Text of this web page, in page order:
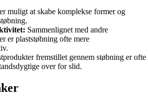
muligt at skabe komplekse former og
Sammenlignet med andre
er plaststøbning ofte mere
fremstillet gennem støbning er ofte
over for slid.